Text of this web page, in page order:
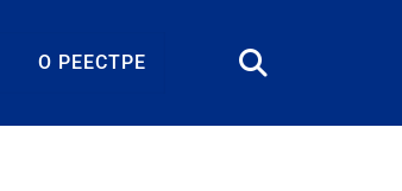
О РЕЕСТРЕ